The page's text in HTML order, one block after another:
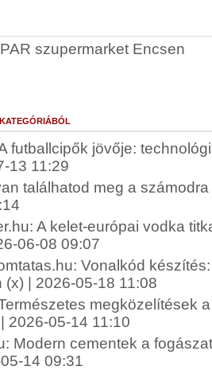
szupermarket Encsen
futballcipők jövője:
13 11:29
találhatod meg a
A kelet-európai vodka
06-08 09:07
Vonalkód
| 2026-05-18 11:08
megközelítések
2026-05-14 11:10
Modern cementek a
14 09:31